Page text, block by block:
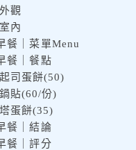
觀
內
餐｜菜單Menu
餐｜餐點
司蛋餅(50)
貼(60/份)
蛋餅(35)
餐｜結論
餐｜評分